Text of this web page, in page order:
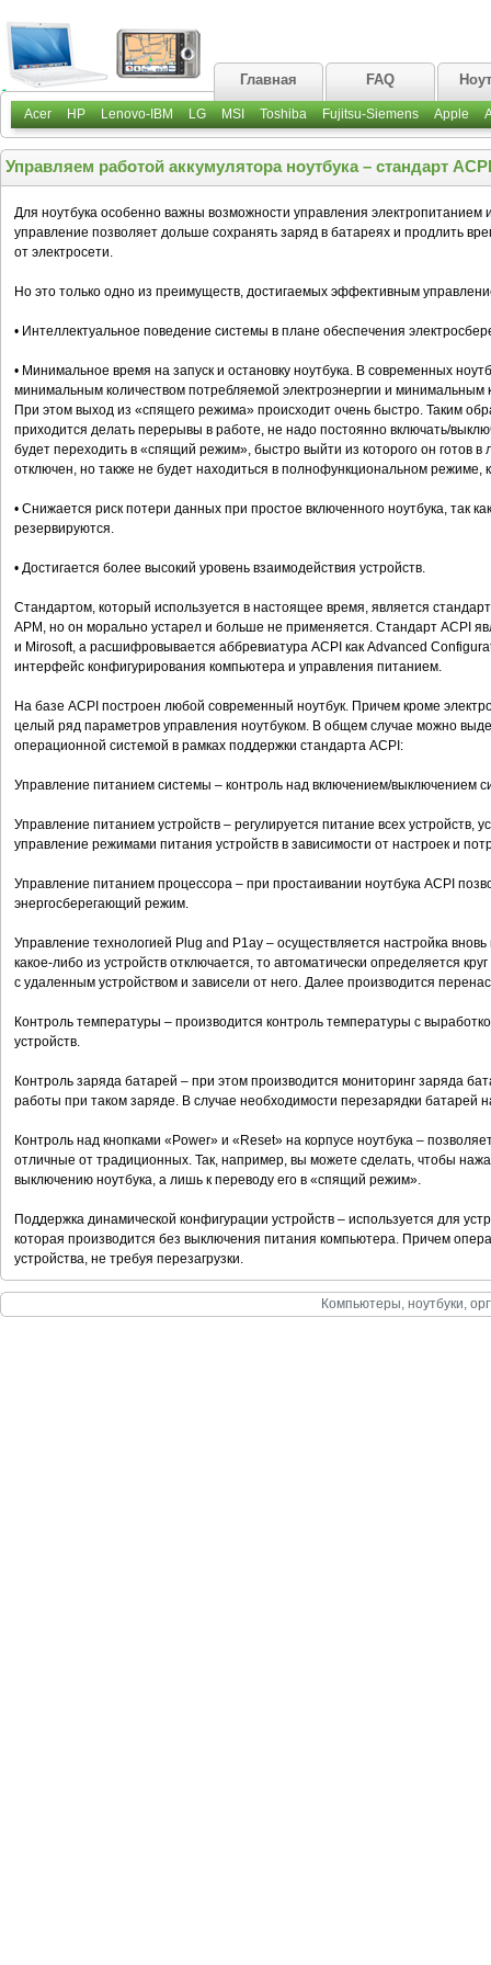
Главная FAQ
Acer HP Lenovo-IBM LG MSI Toshiba Fujitsu-Siemens Apple
Управляем работой аккумулятора ноутбука – стандарт
Для ноутбука особенно важны возможности управления электропитанием
управление позволяет дольше сохранять заряд в батареях и продлить
от электросети.
Но это только одно из преимуществ, достигаемых эффективным
• Интеллектуальное поведение системы в плане обеспечения
• Минимальное время на запуск и остановку ноутбука. В современных
минимальным количеством потребляемой электроэнергии и минимальным
При этом выход из «спящего режима» происходит очень быстро. Таким
приходится делать перерывы в работе, не надо постоянно включать/
будет переходить в «спящий режим», быстро выйти из которого он готов в
отключен, но также не будет находиться в полнофункциональном режиме,
• Снижается риск потери данных при простое включенного ноутбука, так
резервируются.
• Достигается более высокий уровень взаимодействия устройств.
Стандартом, который используется в настоящее время, является
АРМ, но он морально устарел и больше не применяется. Стандарт ACPI
и Mirosoft, а расшифровывается аббревиатура ACPI как Advanced
интерфейс конфигурирования компьютера и управления питанием.
На базе ACPI построен любой современный ноутбук. Причем кроме
целый ряд параметров управления ноутбуком. В общем случае можно
операционной системой в рамках поддержки стандарта ACPI:
Управление питанием системы – контроль над включением/выключением
Управление питанием устройств – регулируется питание всех устройств,
управление режимами питания устройств в зависимости от настроек и
Управление питанием процессора – при простаивании ноутбука ACPI
энергосберегающий режим.
Управление технологией Plug and Р1ау – осуществляется настройка
какое-либо из устройств отключается, то автоматически определяется
с удаленным устройством и зависели от него. Далее производится
Контроль температуры – производится контроль температуры с
устройств.
Контроль заряда батарей – при этом производится мониторинг заряда
работы при таком заряде. В случае необходимости перезарядки батарей
Контроль над кнопками «Power» и «Reset» на корпусе ноутбука –
отличные от традиционных. Так, например, вы можете сделать, чтобы
выключению ноутбука, а лишь к переводу его в «спящий режим».
Поддержка динамической конфигурации устройств – используется для
которая производится без выключения питания компьютера. Причем
устройства, не требуя перезагрузки.
Компьютеры, ноутбуки,